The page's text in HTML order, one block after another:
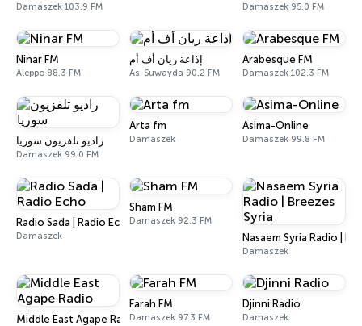
Damaszek 103.9 FM Damaszek 95.0 FM
Ninar FM
Aleppo 88.3 FM
إذاعة ريان أف أم
As-Suwayda 90.2 FM
Arabesque FM
Damaszek 102.3 FM
راديو تلفزيون سوريا
Damaszek 99.0 FM
Arta fm
Damaszek
Asima-Online
Damaszek 99.8 FM
Radio Sada | Radio Echo
Damaszek
Sham FM
Damaszek 92.3 FM
Nasaem Syria Radio |
Damaszek
Middle East Agape Radio
Farah FM
Damaszek 97.3 FM
Djinni Radio
Damaszek